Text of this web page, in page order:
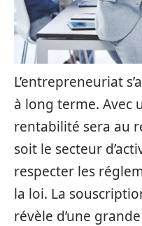
L’entrepreneuriat
à long terme. Avec
rentabilité sera au
soit le secteur
respecter les
la loi. La
révèle d’une